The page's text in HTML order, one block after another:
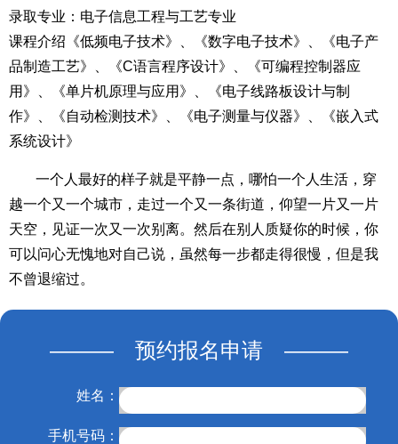
录取专业：电子信息工程与工艺专业
课程介绍《低频电子技术》、《数字电子技术》、《电子产
品制造工艺》、《C语言程序设计》、《可编程控制器应
用》、《单片机原理与应用》、《电子线路板设计与制
作》、《自动检测技术》、《电子测量与仪器》、《嵌入式
系统设计》
一个人最好的样子就是平静一点，哪怕一个人生活，穿
越一个又一个城市，走过一个又一条街道，仰望一片又一片
天空，见证一次又一次别离。然后在别人质疑你的时候，你
可以问心无愧地对自己说，虽然每一步都走得很慢，但是我
不曾退缩过。
——— 预约报名申请 ———
姓名：
手机号码：